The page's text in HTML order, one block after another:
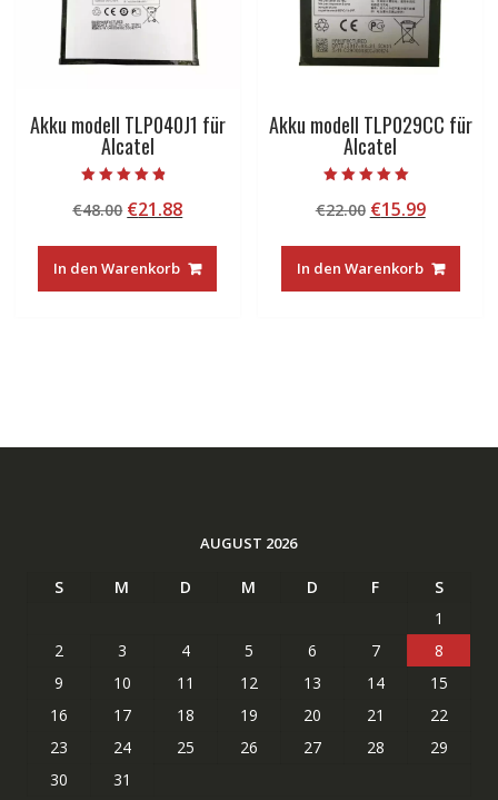
Akku modell TLP040J1 für
Alcatel
4.50
von 5
€48.00 Ursprünglicher
war:
€48.00
€21.88Aktueller
ist:
€21.88.
In den Warenkorb
Akku modell TLP029CC für
Alcatel
5.00
von 5
€22.00 Ursprünglicher
war:
€22.00
€15.99
ist:
€15.99.
In den Warenkorb
AUGUST 2026
S M D M D F
S
1
2
3 4 5 6 7
8
9
10 11 12 13 14
15
16
17 18 19 20 21
22
23
24 25 26 27 28
29
30
31